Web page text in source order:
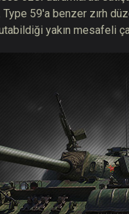
59'a benzer zırh
yakın mesafeli